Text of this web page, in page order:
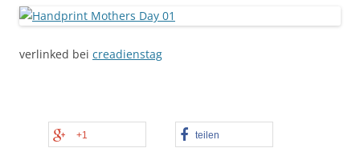
verlinked bei creadienstag
+1 teilen